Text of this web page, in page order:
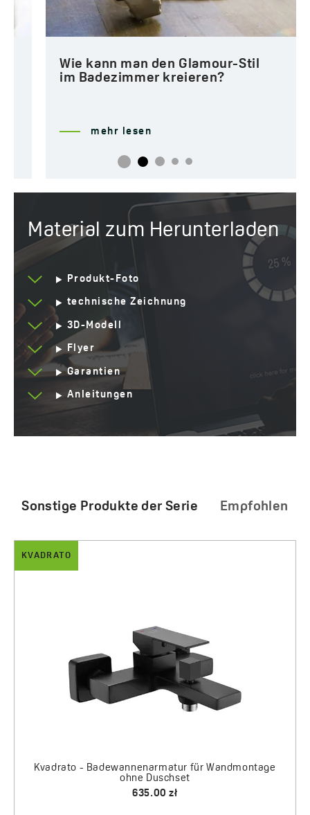
Wie kann man den Glamour-Stil
im Badezimmer kreieren?
mehr lesen
Material zum Herunterladen
Produkt-Foto
technische Zeichnung
3D-Modell
Flyer
Garantien
Anleitungen
Sonstige Produkte der Serie Empfohlen
KVADRATO
1410.00 zł
30.00 zł